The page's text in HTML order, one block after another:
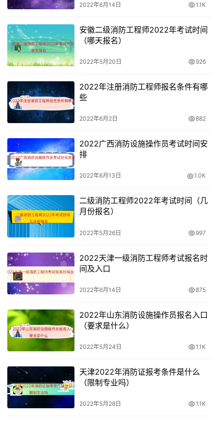
每年考过一科，三年内考过三科就能顺利取证了，这样的好
程，压力能小一些。
但是不管怎么说，还是那句话，备考时一定要找到适合自己
2022年6月14日 1.1K
安徽二级消防工程师2022年考试时间
（哪天报名）
2022年5月20日 926
2022年注册消防工程师报名条件有哪
些
2022年6月2日 882
2022广西消防设施操作员考试时间安
排
2022年6月13日 1.0K
二级消防工程师2022年考试时间（几
月份报名）
2022年5月26日 997
2022天津一级消防工程师考试报名时
间及入口
2022年6月14日 875
2022年山东消防设施操作员报名入口
（要求是什么）
2022年5月24日 1.1K
天津2022年消防证报考条件是什么
（限制专业吗）
2022年5月28日 1.1K